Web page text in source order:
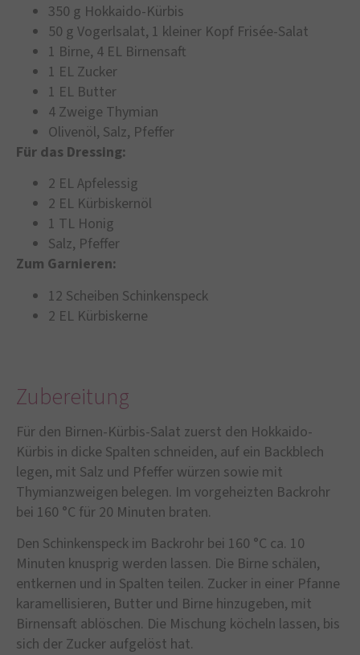
350 g Hokkaido-Kürbis
50 g Vogerlsalat, 1 kleiner Kopf Frisée-Salat
1 Birne, 4 EL Birnensaft
1 EL Zucker
1 EL Butter
4 Zweige Thymian
Olivenöl, Salz, Pfeffer
Für das Dressing:
2 EL Apfelessig
2 EL Kürbiskernöl
1 TL Honig
Salz, Pfeffer
Zum Garnieren:
12 Scheiben Schinkenspeck
2 EL Kürbiskerne
Zubereitung
Für den Birnen-Kürbis-Salat zuerst den Hokkaido-
Kürbis in dicke Spalten schneiden, auf ein Backblech
legen, mit Salz und Pfeffer würzen sowie mit
Thymianzweigen belegen. Im vorgeheizten Backrohr
bei 160 °C für 20 Minuten braten.
Den Schinkenspeck im Backrohr bei 160 °C ca. 10
Minuten knusprig werden lassen. Die Birne schälen,
entkernen und in Spalten teilen. Zucker in einer Pfanne
karamellisieren, Butter und Birne hinzugeben, mit
Birnensaft ablöschen. Die Mischung köcheln lassen, bis
sich der Zucker aufgelöst hat.